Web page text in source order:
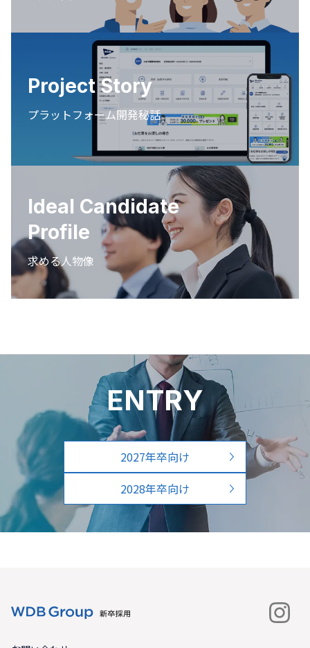
Project Story
プラットフォーム開発秘話
Ideal Candidate
Profile
求める人物像
ENTRY
2027年卒向け
2028年卒向け